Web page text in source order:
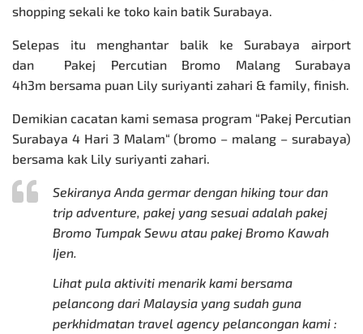
shopping sekali ke toko kain batik Surabaya.
Selepas itu menghantar balik ke Surabaya airport
dan
Pakej Percutian Bromo Malang Surabaya
4h3m bersama puan Lily suriyanti zahari & family, finish.
Demikian cacatan kami semasa program “Pakej Percutian
Surabaya 4 Hari 3 Malam“ (bromo – malang – surabaya)
bersama kak Lily suriyanti zahari.
Sekiranya Anda germar dengan hiking tour dan
trip adventure, pakej yang sesuai adalah pakej
Bromo Tumpak Sewu atau pakej Bromo Kawah
Ijen.
Lihat pula aktiviti menarik kami bersama
pelancong dari Malaysia yang sudah guna
perkhidmatan travel agency pelancongan kami :